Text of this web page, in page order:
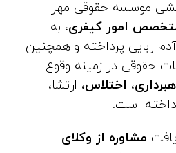
موسسه حقوقی مهر
امور کیفری، به
ربایی پرداخته و همچنین
حقوقی در زمینه وقوع
، اختلاس، ارتشا،
است.
مشاوره از وکلای